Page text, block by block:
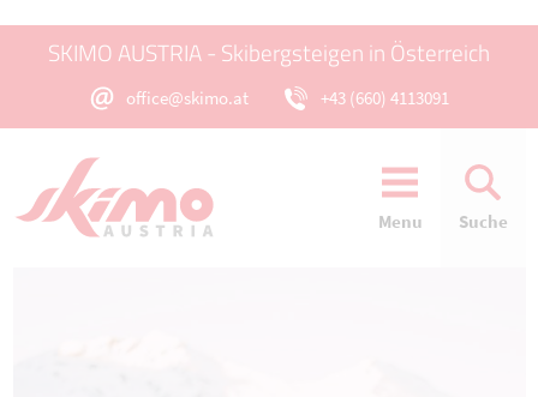
SKIMO AUSTRIA - Skibergsteigen in Österreich
office@skimo.at +43 (660) 4113091
Menu Suche